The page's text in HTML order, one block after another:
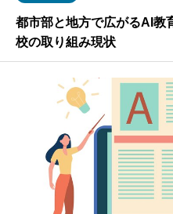
都市部と地方で広がるAI教
校の取り組み現状